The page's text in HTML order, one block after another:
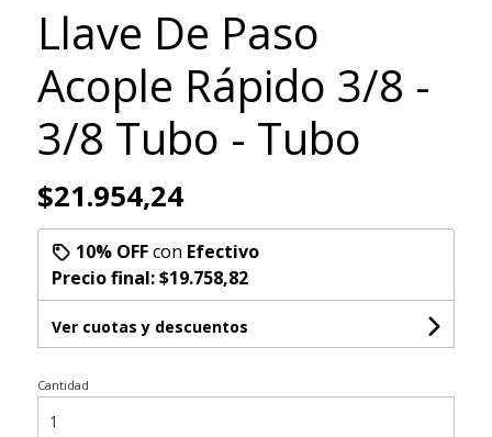
Llave De Paso
Acople Rápido 3/8 -
3/8 Tubo - Tubo
$21.954,24
10% OFFcon Efectivo
Precio final:$19.758,82
Ver cuotas y descuentos
Cantidad